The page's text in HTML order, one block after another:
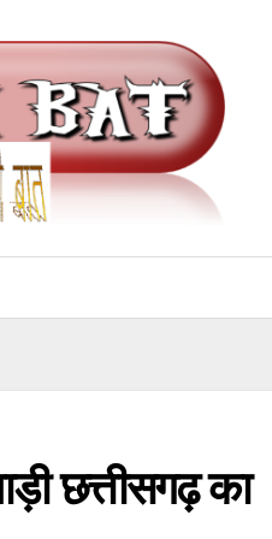
छत्तीसगढ़ का